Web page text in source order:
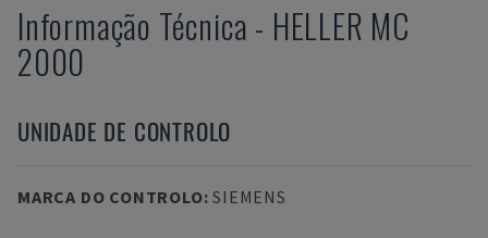
Informação Técnica - HELLER MC
2000
UNIDADE DE CONTROLO
MARCA DO CONTROLO:SIEMENS